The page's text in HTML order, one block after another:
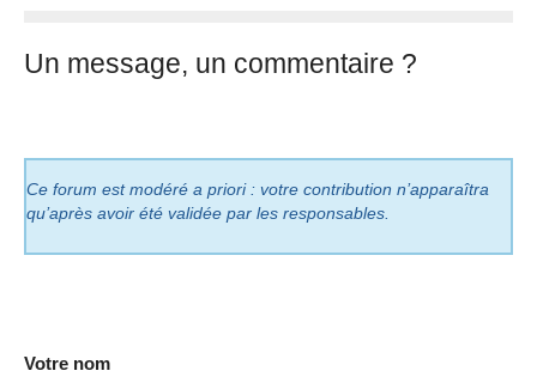
Un message, un commentaire ?
Ce forum est modéré a priori : votre contribution n’apparaîtra
qu’après avoir été validée par les responsables.
Votre nom